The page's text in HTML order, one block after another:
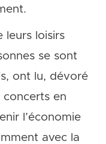
leurs loisirs
se sont
ont lu, dévoré
concerts en
l’économie
avec la